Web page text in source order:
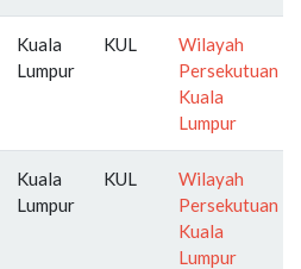
Kuala
Lumpur
KUL
Wilayah
Persekutuan
Kuala
Lumpur
Kuala
Lumpur
KUL
Wilayah
Persekutuan
Kuala
Lumpur